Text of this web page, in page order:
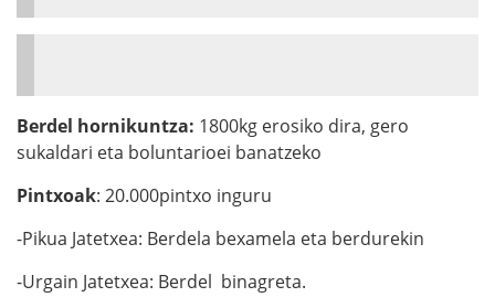
Berdel hornikuntza: 1800kg erosiko dira, gero
sukaldari eta boluntarioei banatzeko
Pintxoak: 20.000pintxo inguru
-Pikua Jatetxea: Berdela bexamela eta berdurekin
-Urgain Jatetxea: Berdel binagreta.